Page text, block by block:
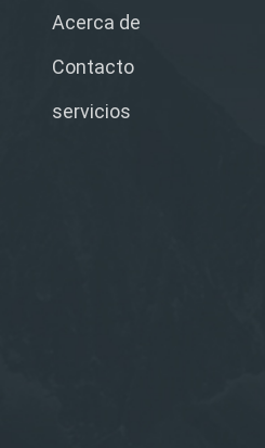
Acerca de
Contacto
servicios